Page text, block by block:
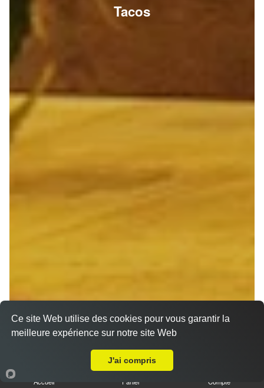
Tacos
Accueil Panier Compte
Ce site Web utilise des cookies pour vous garantir la
meilleure expérience sur notre site Web
J'ai compris